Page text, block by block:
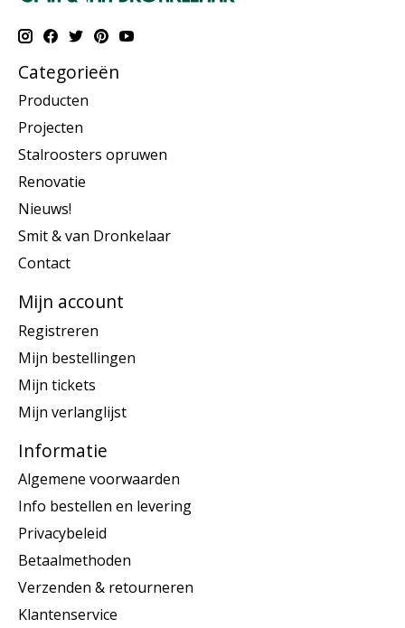
Categorieën
Producten
Projecten
Stalroosters opruwen
Renovatie
Nieuws!
Smit & van Dronkelaar
Contact
Mijn account
Registreren
Mijn bestellingen
Mijn tickets
Mijn verlanglijst
Informatie
Algemene voorwaarden
Info bestellen en levering
Privacybeleid
Betaalmethoden
Verzenden & retourneren
Klantenservice